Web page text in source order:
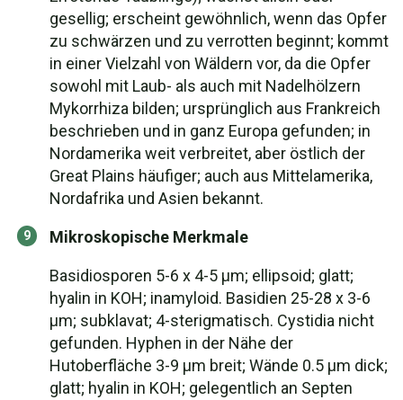
gesellig; erscheint gewöhnlich, wenn das Opfer
zu schwärzen und zu verrotten beginnt; kommt
in einer Vielzahl von Wäldern vor, da die Opfer
sowohl mit Laub- als auch mit Nadelhölzern
Mykorrhiza bilden; ursprünglich aus Frankreich
beschrieben und in ganz Europa gefunden; in
Nordamerika weit verbreitet, aber östlich der
Great Plains häufiger; auch aus Mittelamerika,
Nordafrika und Asien bekannt.
Mikroskopische Merkmale
Basidiosporen 5-6 x 4-5 µm; ellipsoid; glatt;
hyalin in KOH; inamyloid. Basidien 25-28 x 3-6
µm; subklavat; 4-sterigmatisch. Cystidia nicht
gefunden. Hyphen in der Nähe der
Hutoberfläche 3-9 µm breit; Wände 0.5 µm dick;
glatt; hyalin in KOH; gelegentlich an Septen